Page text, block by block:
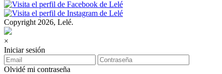
Copyright 2026, Lelé.
×
Iniciar sesión
Olvidé mi contraseña